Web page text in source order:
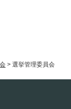
> 選挙管理委員会